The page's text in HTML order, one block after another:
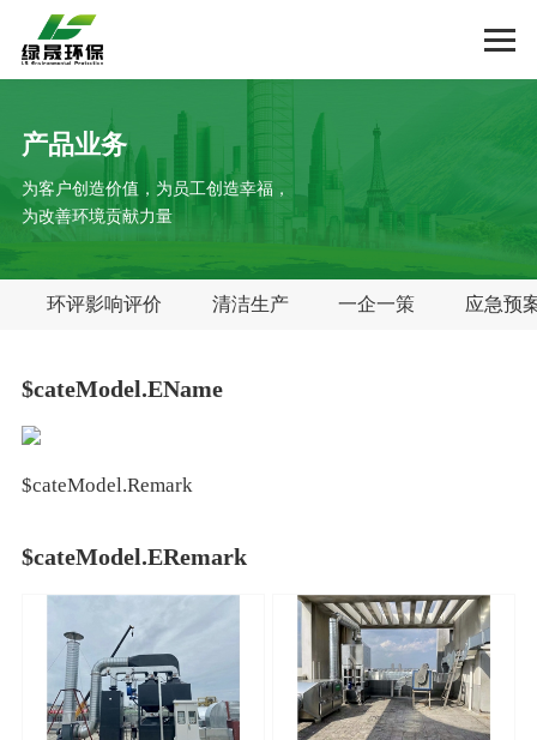
产品业务
为客户创造价值，为员工创造幸福，
为改善环境贡献力量
环评影响评价 清洁生产 一企一策 应急预
$cateModel.EName
$cateModel.Remark
$cateModel.ERemark